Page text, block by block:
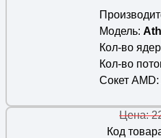
Модель
Кол-во ядер
Кол-во
Сокет AMD
Цена:
Код